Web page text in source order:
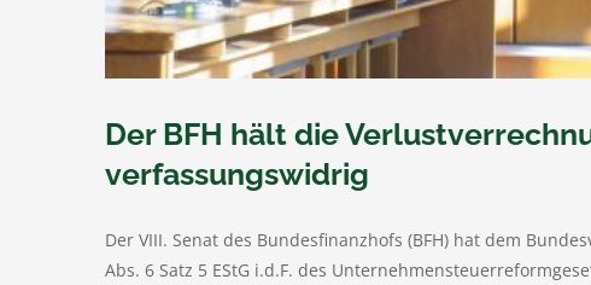
Der BFH hält die
verfassungswidrig
Der VIII. Senat des Bundesfinanzhofs (BFH) hat dem
Abs. 6 Satz 5 EStG i.d.F. des